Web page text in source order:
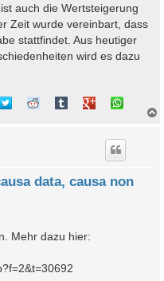
auch die Wertsteigerung
Zeit wurde vereinbart, dass
stattfindet. Aus heutiger
wird es dazu
data, causa non
Mehr dazu hier: